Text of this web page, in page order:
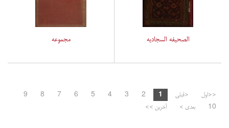
الصحیفه السجادیه مجموعه
<<اول <قبلی 1
2
3
4
5
6
7
8
9
10
بعدی > آخرین >>